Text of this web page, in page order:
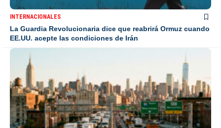
INTERNACIONALES
La Guardia Revolucionaria dice que reabrirá Ormuz cuando
EE.UU. acepte las condiciones de Irán